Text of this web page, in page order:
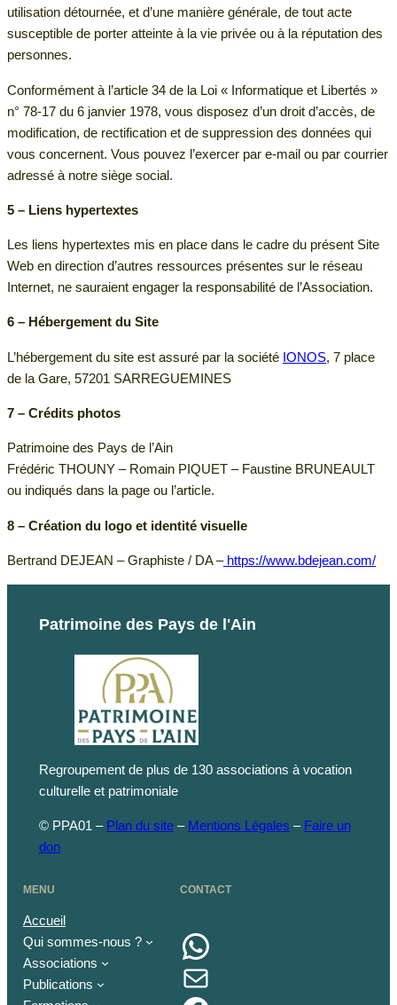
utilisation détournée, et d’une manière générale, de tout acte
susceptible de porter atteinte à la vie privée ou à la réputation des
personnes.
Conformément à l’article 34 de la Loi « Informatique et Libertés »
n° 78-17 du 6 janvier 1978, vous disposez d’un droit d’accès, de
modification, de rectification et de suppression des données qui
vous concernent. Vous pouvez l’exercer par e-mail ou par courrier
adressé à notre siège social.
5 – Liens hypertextes
Les liens hypertextes mis en place dans le cadre du présent Site
Web en direction d’autres ressources présentes sur le réseau
Internet, ne sauraient engager la responsabilité de l’Association.
6 – Hébergement du Site
L’hébergement du site est assuré par la société IONOS, 7 place
de la Gare, 57201 SARREGUEMINES
7 – Crédits photos
Patrimoine des Pays de l’Ain
Frédéric THOUNY – Romain PIQUET – Faustine BRUNEAULT
ou indiqués dans la page ou l’article.
8 – Création du logo et identité visuelle
Bertrand DEJEAN – Graphiste / DA –https://www.bdejean.com/
Patrimoine des Pays de l'Ain
Regroupement de plus de 130 associations à vocation
culturelle et patrimoniale
© PPA01 – Plan du site– Mentions Légales – Faire un
don
MENU
Accueil
Qui sommes-nous ?
Associations
Publications
CONTACT
WhatsApp
E-mail